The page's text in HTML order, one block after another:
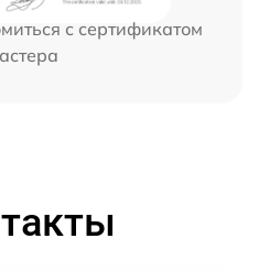
с сертификатом